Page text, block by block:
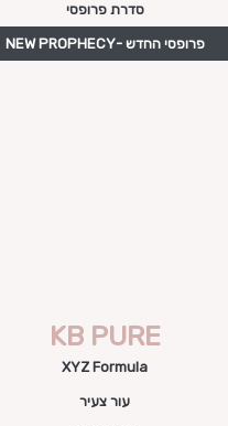
סדרת פרופסי
פרופסי החדש -NEW PROPHECY
KB PURE
XYZ Formula
עור צעיר